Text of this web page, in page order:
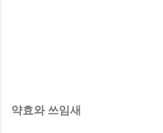
약효와 쓰임새